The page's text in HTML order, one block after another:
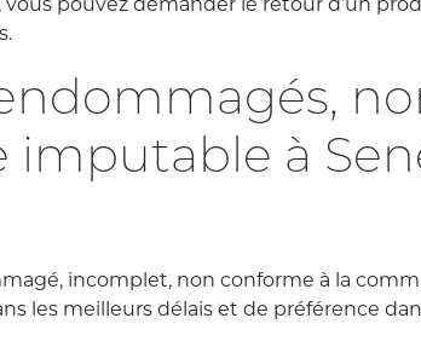
à
incomplet, non conforme à la
les meilleurs délais et de préférence